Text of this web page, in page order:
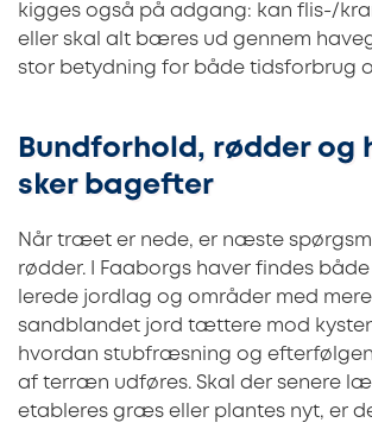
kigges også på adgang: kan flis-/
eller skal alt bæres ud gennem
stor betydning for både tidsforbrug
Bundforhold, rødder og
sker bagefter
Når træet er nede, er næste
rødder. I Faaborgs haver findes
lerede jordlag og områder med
sandblandet jord tættere mod
hvordan stubfræsning og
af terræn udføres. Skal der senere
etableres græs eller plantes nyt, er